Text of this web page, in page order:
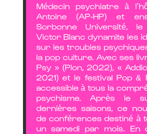
Médecin psychiatre à
Antoine (AP-HP) et
Sorbonne Université,
Victor Blanc dynamite les
sur les troubles
la pop culture. Avec ses
Psy » (Plon, 2022), «
2021) et le festival Pop &
accessible à tous la
psychisme. Après le
dernières saisons, ce
de conférences destiné à
un samedi par mois. En